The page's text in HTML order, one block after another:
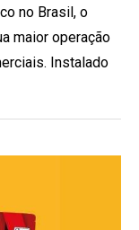
no Brasil, o
maior operação
Instalado